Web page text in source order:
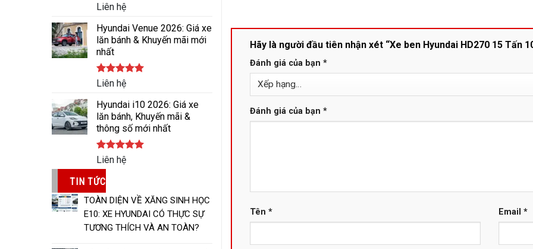
Được xếp
5.00
5 sao
Liên hệ
Hyundai Venue 2026: Giá xe
lăn bánh & Khuyến mãi mới
nhất
Được xếp
5.00
5 sao
Liên hệ
Hyundai i10 2026: Giá xe
lăn bánh, Khuyến mãi &
thông số mới nhất
Được xếp
hạng
5.00
5 sao
Liên hệ
TIN TỨC
TOÀN DIỆN VỀ XĂNG SINH HỌC
E10: XE HYUNDAI CÓ THỰC SỰ
TƯƠNG THÍCH VÀ AN TOÀN?
Hãy là người đầu tiên nhận xét “Xe ben Hyundai HD270 15 Tấn
Đánh giá của bạn *
Đánh giá của bạn *
Tên * Email *